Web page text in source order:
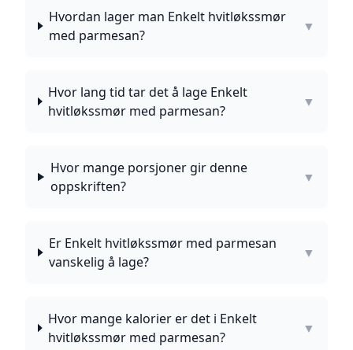
Hvordan lager man Enkelt hvitløkssmør
med parmesan?
▼
Hvor lang tid tar det å lage Enkelt
hvitløkssmør med parmesan?
▼
Hvor mange porsjoner gir denne
oppskriften?
▼
Er Enkelt hvitløkssmør med parmesan
vanskelig å lage?
▼
Hvor mange kalorier er det i Enkelt
hvitløkssmør med parmesan?
▼